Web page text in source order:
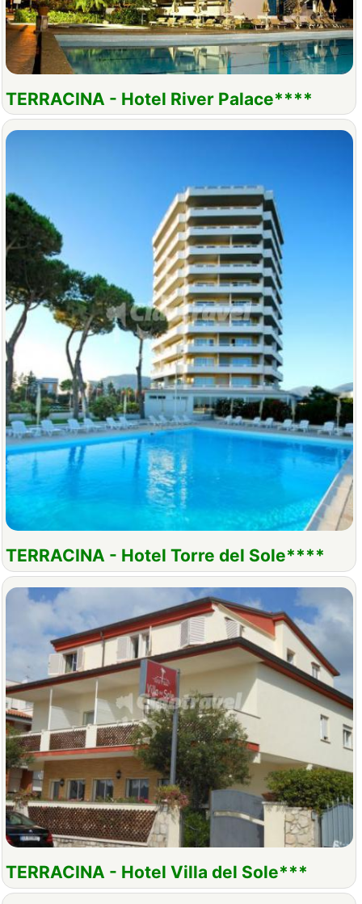
TERRACINA - Hotel River Palace****
TERRACINA - Hotel Torre del Sole****
TERRACINA - Hotel Villa del Sole***